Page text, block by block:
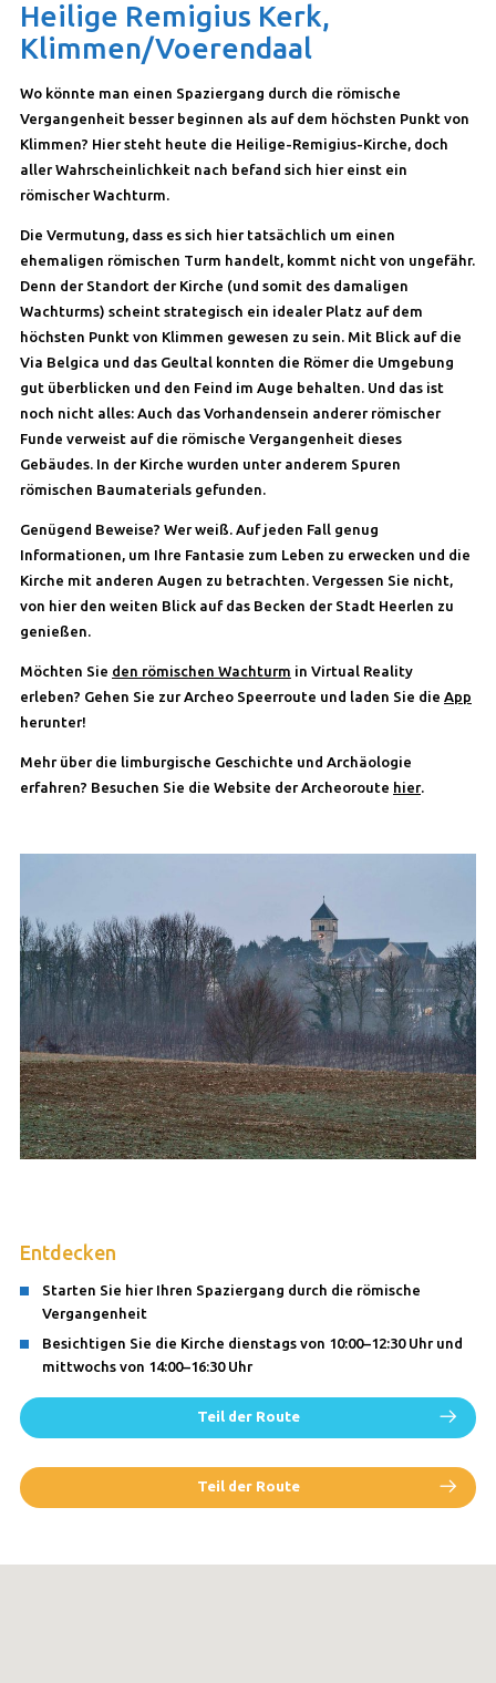
Heilige Remigius Kerk,
Klimmen/Voerendaal
Wo könnte man einen Spaziergang durch die römische
Vergangenheit besser beginnen als auf dem höchsten Punkt von
Klimmen? Hier steht heute die Heilige-Remigius-Kirche, doch
aller Wahrscheinlichkeit nach befand sich hier einst ein
römischer Wachturm.
Die Vermutung, dass es sich hier tatsächlich um einen
ehemaligen römischen Turm handelt, kommt nicht von ungefähr.
Denn der Standort der Kirche (und somit des damaligen
Wachturms) scheint strategisch ein idealer Platz auf dem
höchsten Punkt von Klimmen gewesen zu sein. Mit Blick auf die
Via Belgica und das Geultal konnten die Römer die Umgebung
gut überblicken und den Feind im Auge behalten. Und das ist
noch nicht alles: Auch das Vorhandensein anderer römischer
Funde verweist auf die römische Vergangenheit dieses
Gebäudes. In der Kirche wurden unter anderem Spuren
römischen Baumaterials gefunden.
Genügend Beweise? Wer weiß. Auf jeden Fall genug
Informationen, um Ihre Fantasie zum Leben zu erwecken und die
Kirche mit anderen Augen zu betrachten. Vergessen Sie nicht,
von hier den weiten Blick auf das Becken der Stadt Heerlen zu
genießen.
Möchten Sie den römischen Wachturm in Virtual Reality
erleben? Gehen Sie zur Archeo Speerroute und laden Sie die App
herunter!
Mehr über die limburgische Geschichte und Archäologie
erfahren? Besuchen Sie die Website der Archeoroute hier.
Entdecken
Starten Sie hier Ihren Spaziergang durch die römische
Vergangenheit
Besichtigen Sie die Kirche dienstags von 10:00–12:30 Uhr und
mittwochs von 14:00–16:30 Uhr
Teil der Route
Teil der Route